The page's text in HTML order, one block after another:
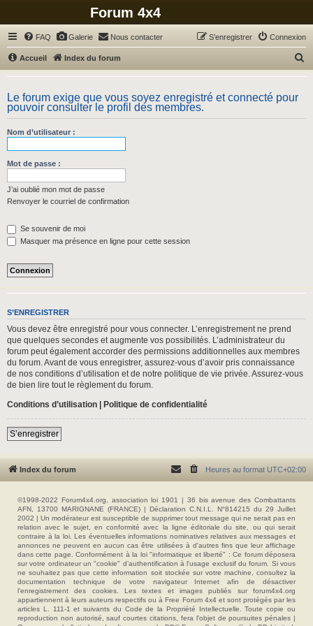
Forum 4x4
FAQ Galerie Nous contacter Connexion
S’enregistrer
Accueil Index du forum
Le forum exige que vous soyez enregistré et connecté pour
pouvoir consulter le profil des membres.
Nom d’utilisateur :
Mot de passe :
J’ai oublié mon mot de passe
Renvoyer le courriel de confirmation
Se souvenir de moi
Masquer ma présence en ligne pour cette session
S’ENREGISTRER
Vous devez être enregistré pour vous connecter. L’enregistrement ne prend
que quelques secondes et augmente vos possibilités. L’administrateur du
forum peut également accorder des permissions additionnelles aux membres
du forum. Avant de vous enregistrer, assurez-vous d’avoir pris connaissance
de nos conditions d’utilisation et de notre politique de vie privée. Assurez-vous
de bien lire tout le règlement du forum.
Conditions d’utilisation | Politique de confidentialité
S’enregistrer
Index du forum Heures au format UTC+02:00
©1998-2022 Forum4x4.org, association loi 1901 | 36 bis avenue des Combattants
AFN, 13700 MARIGNANE (FRANCE) | Déclaration C.N.I.L. N°814215 du 29 Juillet
2002 | Un modérateur est susceptible de supprimer tout message qui ne serait pas en
relation avec le sujet, en conformité avec la ligne éditoriale du site, ou qui serait
contraire à la loi. Les éventuelles informations nominatives relatives aux messages et
annonces ne peuvent en aucun cas être utilisées à d'autres fins que leur affichage
dans cette page. Conformément à la loi "informatique et liberté" : Ce forum déposera
sur votre ordinateur un "cookie" d’authentification à l'usage exclusif du forum. Si vous
ne souhaitez pas que cette information soit stockée sur votre machine, consultez la
documentation technique de votre navigateur Internet afin de désactiver
l'enregistrement des cookies. Les textes et images publiés sur forum4x4.org
appartiennent à leurs auteurs respectifs ou à Free Forum 4x4 et sont protégés par les
articles L. 111-1 et suivants du Code de la Propriété Intellectuelle. Toute copie ou
reproduction non autorisé, sauf courtes citations, fera l'objet de poursuites pénales |